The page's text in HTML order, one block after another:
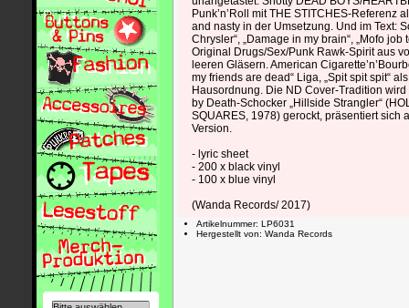
Punk’n’Roll mit THE STITCHES-Referenz
and nasty in der Umsetzung. Und im Text:
Chrysler“, „Damage in my brain“, „Mofo
Original Drugs/Sex/Punk Rawk-Spirit aus
leeren Gläsern. American
my friends are dead“ Liga, „Spit spit spit“
Hausordnung. Die ND Cover-Tradition
by Death-Schocker „Hillside Strangler“
SQUARES, 1978) gerockt, präsentiert sich
Version.
- lyric sheet
- 200 x black vinyl
- 100 x blue vinyl
(Wanda Records/ 2017)
Artikelnummer: LP6031
Hergestellt von: Wanda Records